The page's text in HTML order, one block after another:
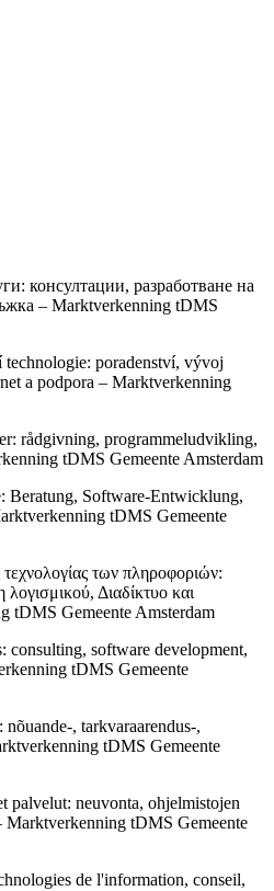
консултации, разработване на
– Marktverkenning tDMS
poradenství, vývoj
a podpora – Marktverkenning
rådgivning, programmeludvikling,
tDMS Gemeente Amsterdam
Beratung, Software-Entwicklung,
tDMS Gemeente
των πληροφοριών:
Διαδίκτυο και
tDMS Gemeente Amsterdam
consulting, software development,
tDMS Gemeente
, tarkvaraarendus-,
tDMS Gemeente
palvelut: neuvonta, ohjelmistojen
tDMS Gemeente
de l'information, conseil,